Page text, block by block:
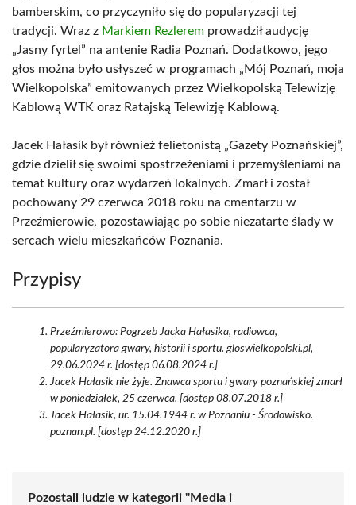
bamberskim, co przyczyniło się do popularyzacji tej
tradycji. Wraz z Markiem Rezlerem prowadził audycję
„Jasny fyrtel” na antenie Radia Poznań. Dodatkowo, jego
głos można było usłyszeć w programach „Mój Poznań, moja
Wielkopolska” emitowanych przez Wielkopolską Telewizję
Kablową WTK oraz Ratajską Telewizję Kablową.
Jacek Hałasik był również felietonistą „Gazety Poznańskiej”,
gdzie dzielił się swoimi spostrzeżeniami i przemyśleniami na
temat kultury oraz wydarzeń lokalnych. Zmarł i został
pochowany 29 czerwca 2018 roku na cmentarzu w
Przeźmierowie, pozostawiając po sobie niezatarte ślady w
sercach wielu mieszkańców Poznania.
Przypisy
Przeźmierowo: Pogrzeb Jacka Hałasika, radiowca,
popularyzatora gwary, historii i sportu. gloswielkopolski.pl,
29.06.2024 r. [dostęp 06.08.2024 r.]
Jacek Hałasik nie żyje. Znawca sportu i gwary poznańskiej zmarł
w poniedziałek, 25 czerwca. [dostęp 08.07.2018 r.]
Jacek Hałasik, ur. 15.04.1944 r. w Poznaniu - Środowisko.
poznan.pl. [dostęp 24.12.2020 r.]
Pozostali ludzie w kategorii "Media i